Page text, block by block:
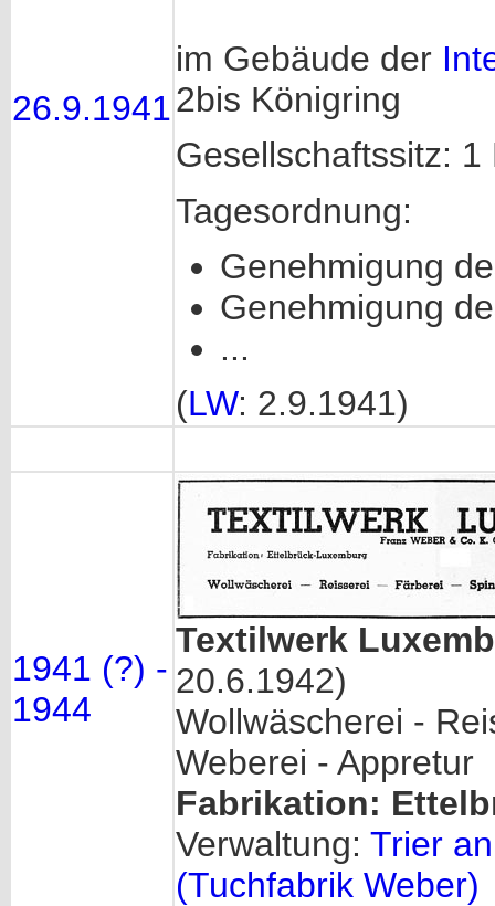
26.9.1941
im Gebäude der
2bis Königring
Gesellschaftssitz:
Tagesordnung:
Genehmigung
Genehmigung
...
(LW: 2.9.1941)
1941 (?) -
1944
Textilwerk
20.6.1942)
Wollwäscherei -
Weberei - Appretur
Fabrikation:
Verwaltung: Trier
(Tuchfabrik Weber)